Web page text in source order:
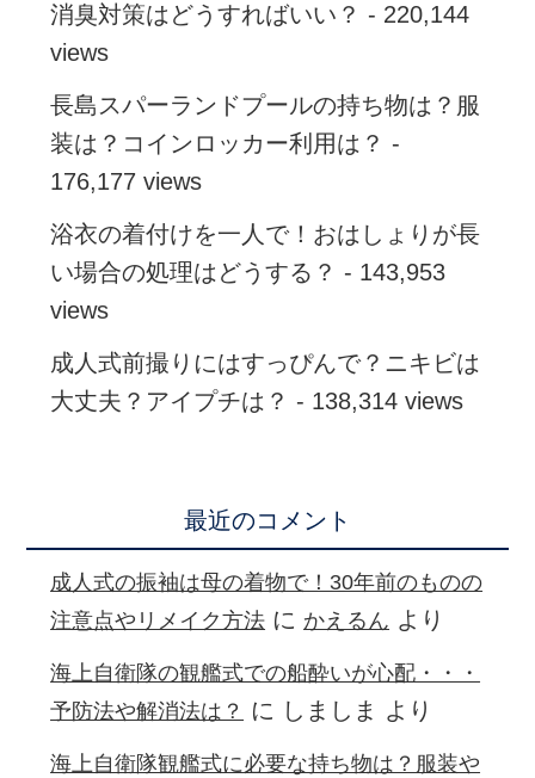
消臭対策はどうすればいい？ - 220,144
views
長島スパーランドプールの持ち物は？服
装は？コインロッカー利用は？ -
176,177 views
浴衣の着付けを一人で！おはしょりが長
い場合の処理はどうする？ - 143,953
views
成人式前撮りにはすっぴんで？ニキビは
大丈夫？アイプチは？ - 138,314 views
最近のコメント
成人式の振袖は母の着物で！30年前のものの
注意点やリメイク方法 に かえるん より
海上自衛隊の観艦式での船酔いが心配・・・
予防法や解消法は？
に しましま より
海上自衛隊観艦式に必要な持ち物は？服装や